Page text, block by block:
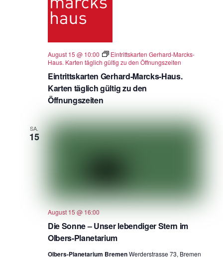
Eintrittskarten Gerhard-Marcks-Haus.
Karten täglich gültig zu den
Öffnungszeiten
August 15 @ 10:00
Eintrittskarten Gerhard-Marcks-
Haus. Karten täglich gültig zu den Öffnungszeiten
SA.
15
Die Sonne – Unser lebendiger Stern im
Olbers-Planetarium
August 15 @ 16:00
Olbers-Planetarium BremenWerderstrasse 73, Bremen